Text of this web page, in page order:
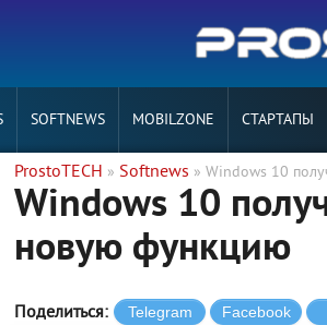
SOFTNEWS MOBILZONE СТАРТАПЫ
ProstoTECH » Softnews » Windows 10
Windows 10
новую функцию
Поделиться: